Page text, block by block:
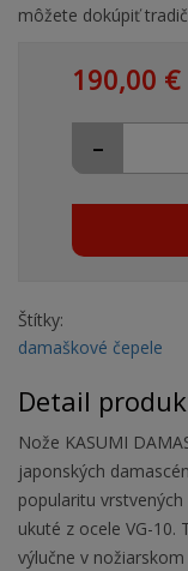
môžete dokúpiť
190,00 €
-
Štítky:
damaškové čepele
Detail
Nože KASUMI
japonských
popularitu
ukuté z ocele VG-
výlučne v